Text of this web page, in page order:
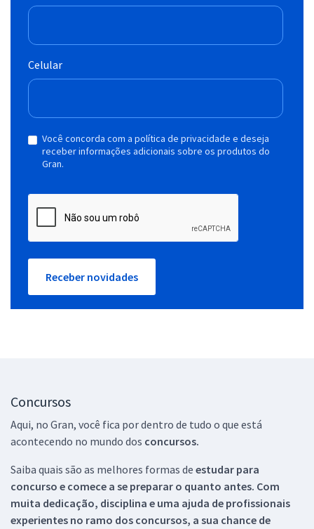
Celular
Você concorda com a política de privacidade e deseja
receber informações adicionais sobre os produtos do
Gran.
Receber novidades
Concursos
Aqui, no Gran, você fica por dentro de tudo o que está
acontecendo no mundo dos concursos.
Saiba quais são as melhores formas de estudar para
concurso e comece a se preparar o quanto antes. Com
muita dedicação, disciplina e uma ajuda de profissionais
experientes no ramo dos concursos, a sua chance de